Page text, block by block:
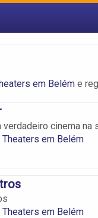
em Belém e
verdadeiro cinema na
Theaters em Belém
Theaters em Belém